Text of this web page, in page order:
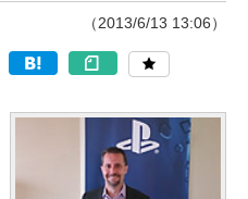
（2013/6/13 13:06）